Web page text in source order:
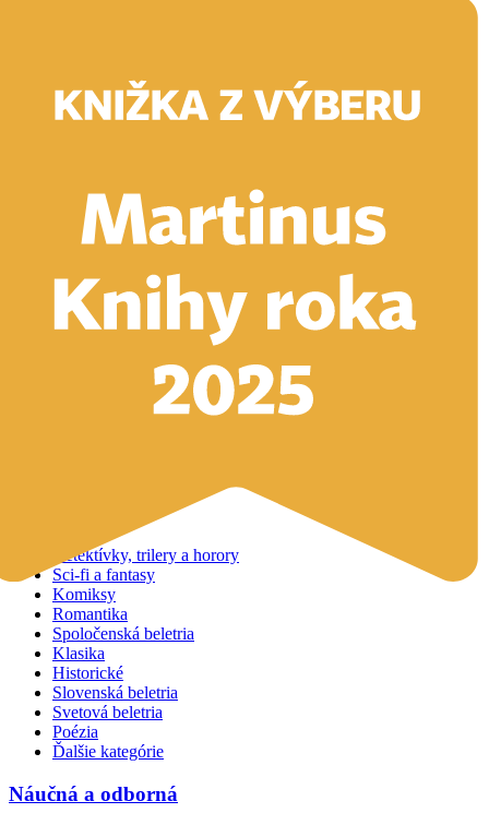
Vyhľadávanie
Vyhľadávanie
Detektívky, trilery a horory
Sci-fi a fantasy
Komiksy
Romantika
Spoločenská beletria
Klasika
Historické
Slovenská beletria
Svetová beletria
Poézia
Ďalšie kategórie
Náučná a odborná